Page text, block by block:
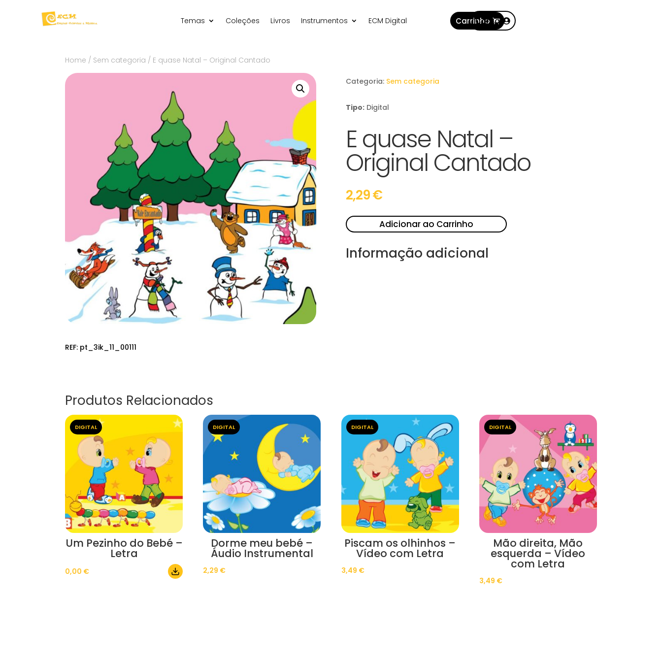
Temas Coleções Livros Instrumentos ECM Digital Carrinho
Conta
Home / Sem categoria / E quase Natal – Original Cantado
REF: pt_3ik_11_00111
Categoria: Sem categoria
Tipo: Digital
E quase Natal –
Original Cantado
2,29€
Adicionar ao Carrinho
Informação adicional
Produtos Relacionados
DIGITAL
Um Pezinho do Bebé –
Letra
0,00 €
DIGITAL
Dorme meu bebé –
Áudio Instrumental
2,29 €
DIGITAL
Piscam os olhinhos –
Vídeo com Letra
3,49 €
DIGITAL
Mão direita, Mão
esquerda – Vídeo
com Letra
3,49 €